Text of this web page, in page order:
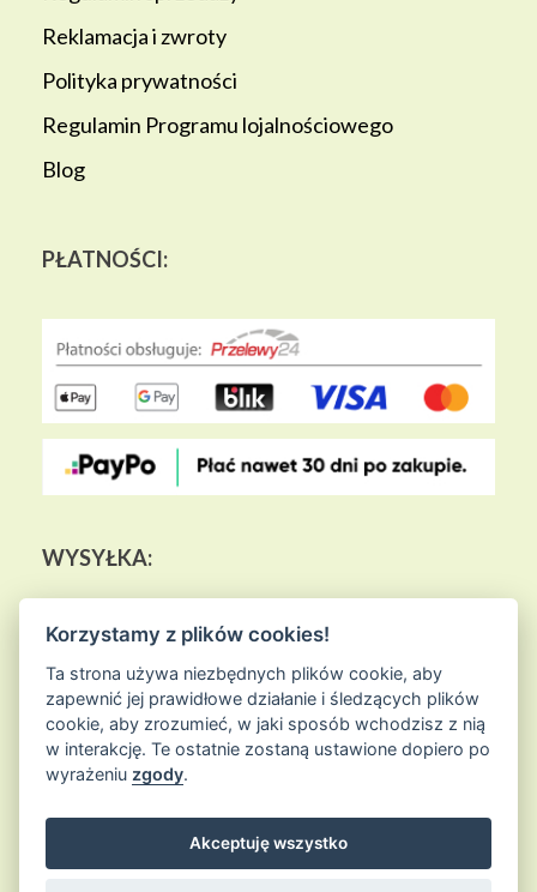
Reklamacja i zwroty
Polityka prywatności
Regulamin Programu lojalnościowego
Blog
PŁATNOŚCI:
WYSYŁKA:
© 2026Sklep Ziołowa Wyspais proudly powered by
Korzystamy z plików cookies!
Ta strona używa niezbędnych plików cookie, aby
zapewnić jej prawidłowe działanie i śledzących plików
cookie, aby zrozumieć, w jaki sposób wchodzisz z nią
w interakcję. Te ostatnie zostaną ustawione dopiero po
wyrażeniu zgody.
Akceptuję wszystko